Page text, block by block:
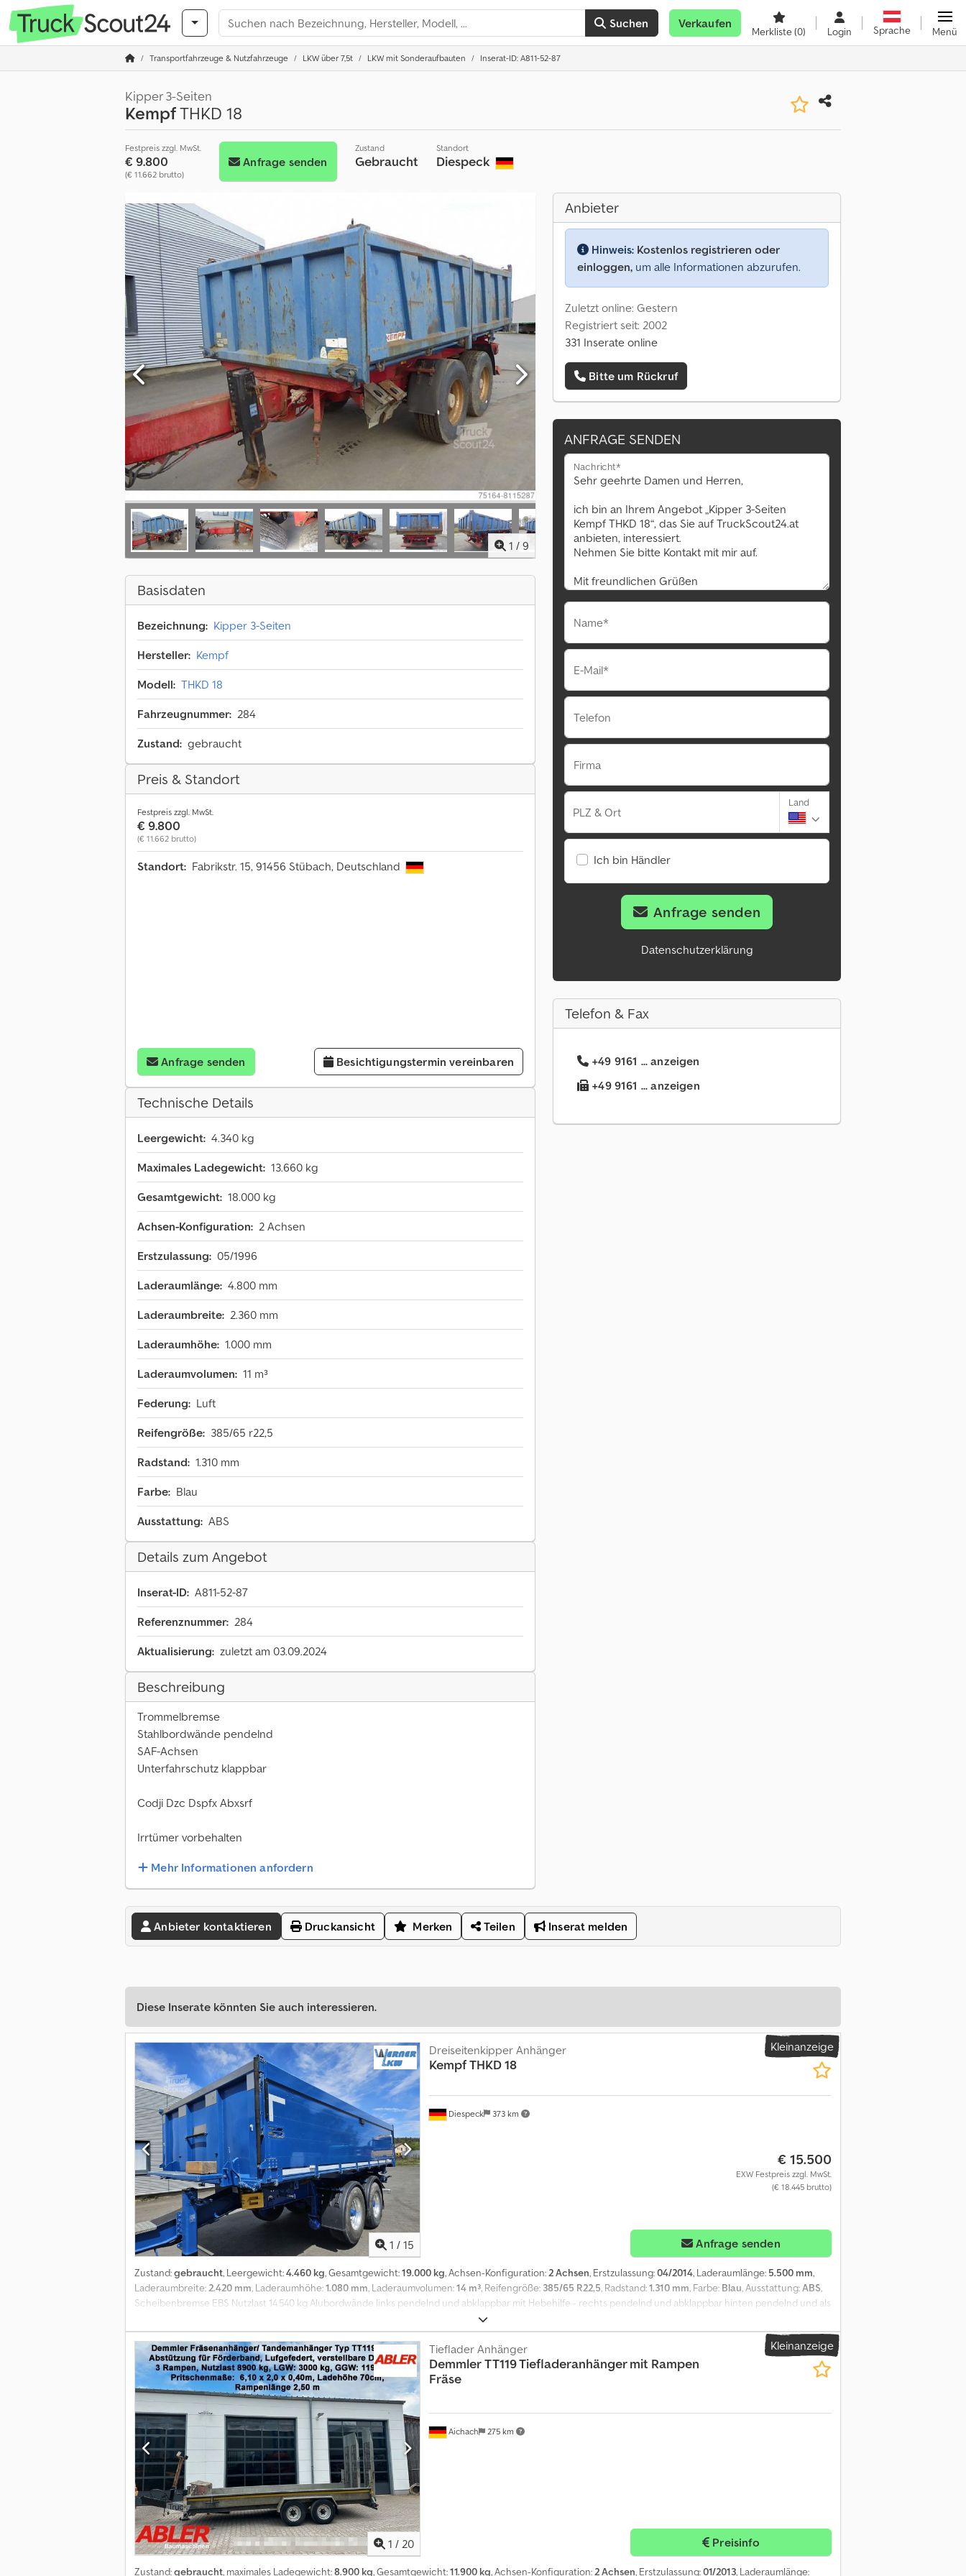
Suchen Verkaufen
Merkliste(0) Login Sprache Menü
Transportfahrzeuge & Nutzfahrzeuge LKW über 7,5t LKW mit Sonderaufbauten Inserat-ID: A811-52-87
Kipper 3-Seiten
KempfTHKD 18
Festpreis zzgl. MwSt.
€ 9.800
(€ 11.662 brutto)
Anfrage senden
Zustand
Gebraucht
Standort
Diespeck
1 / 9
Basisdaten
Bezeichnung: Kipper 3-Seiten
Hersteller: Kempf
Modell: THKD 18
Fahrzeugnummer: 284
Zustand: gebraucht
Preis & Standort
Festpreis zzgl. MwSt.
€ 9.800
(€ 11.662 brutto)
Standort: Fabrikstr. 15, 91456 Stübach, Deutschland
Anfrage senden Besichtigungstermin vereinbaren
Technische Details
Leergewicht: 4.340 kg
Maximales Ladegewicht: 13.660 kg
Gesamtgewicht: 18.000 kg
Achsen-Konfiguration: 2 Achsen
Erstzulassung: 05/1996
Laderaumlänge: 4.800 mm
Laderaumbreite: 2.360 mm
Laderaumhöhe: 1.000 mm
Laderaumvolumen: 11 m³
Federung: Luft
Reifengröße: 385/65 r22,5
Radstand: 1.310 mm
Farbe: Blau
Ausstattung: ABS
Details zum Angebot
Inserat-ID: A811-52-87
Referenznummer: 284
Aktualisierung: zuletzt am 03.09.2024
Beschreibung
Trommelbremse
Stahlbordwände pendelnd
SAF-Achsen
Unterfahrschutz klappbar
Codji Dzc Dspfx Abxsrf
Irrtümer vorbehalten
Mehr Informationen anfordern
Anbieter
Hinweis: Kostenlos registrieren oder
einloggen, um alle Informationen abzurufen.
Zuletzt online: Gestern
Registriert seit: 2002
331 Inserate online
Bitte um Rückruf
ANFRAGE SENDEN
Nachricht*
Name*
E-Mail*
Telefon
Firma
PLZ & Ort
Land
Ich bin Händler
Anfrage senden
Datenschutzerklärung
Telefon & Fax
+49 9161 ... anzeigen
+49 9161 ... anzeigen
Anbieter kontaktieren Druckansicht Merken Teilen Inserat melden
Diese Inserate könnten Sie auch interessieren.
Kleinanzeige
1 / 15
Diespeck 373 km
Dreiseitenkipper Anhänger
KempfTHKD 18
€ 15.500
EXW Festpreis zzgl. MwSt.
(€ 18.445 brutto)
Anfrage senden
Zustand:gebraucht, Leergewicht:4.460 kg, Gesamtgewicht:19.000 kg, Achsen-Konfiguration:2 Achsen, Erstzulassung:04/2014, Laderaumlänge: 5.500 mm,
Laderaumbreite:2.420 mm, Laderaumhöhe:1.080 mm, Laderaumvolumen:14 m³, Reifengröße: 385/65 R22,5, Radstand:1.310 mm, Farbe: Blau, Ausstattung:ABS,
Scheibenbremse EBS Nutzlast 14.540 kg Alubordwände links pendelnd und abklappbar mit Hebehilfe - rechts pendelnd und abklappbar hinten pendelnd und als
Tür schwenkbar nach rechts Csdpfx Absy Hilioxjrf Unterfahrschutz klappbar BPW-Achsen Alcoa Alufelgen Hebe- und Senkeinrichtung Irrtümer vorbehalten
Kleinanzeige
1 / 20
Aichach 275 km
Tieflader Anhänger
DemmlerTT119 Tiefladeranhänger mit Rampen
Fräse
Preisinfo
Zustand:gebraucht, maximales Ladegewicht:8.900 kg, Gesamtgewicht:11.900 kg, Achsen-Konfiguration:2 Achsen, Erstzulassung:01/2013, Laderaumlänge: